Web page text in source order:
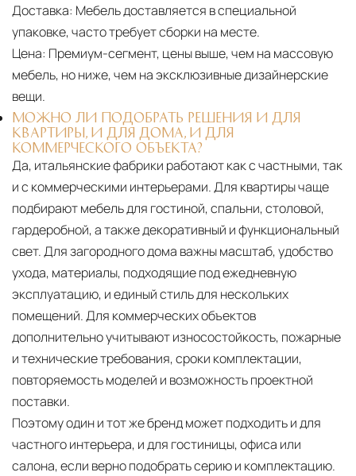
Доставка: Мебель доставляется в специальной
упаковке, часто требует сборки на месте.
Цена: Премиум-сегмент, цены выше, чем на массовую
мебель, но ниже, чем на эксклюзивные дизайнерские
вещи.
МОЖНО ЛИ ПОДОБРАТЬ РЕШЕНИЯ И ДЛЯ
КВАРТИРЫ, И ДЛЯ ДОМА, И ДЛЯ
КОММЕРЧЕСКОГО ОБЪЕКТА?
Да, итальянские фабрики работают как с частными, так
и с коммерческими интерьерами. Для квартиры чаще
подбирают мебель для гостиной, спальни, столовой,
гардеробной, а также декоративный и функциональный
свет. Для загородного дома важны масштаб, удобство
ухода, материалы, подходящие под ежедневную
эксплуатацию, и единый стиль для нескольких
помещений. Для коммерческих объектов
дополнительно учитывают износостойкость, пожарные
и технические требования, сроки комплектации,
повторяемость моделей и возможность проектной
поставки.
Поэтому один и тот же бренд может подходить и для
частного интерьера, и для гостиницы, офиса или
салона, если верно подобрать серию и комплектацию.